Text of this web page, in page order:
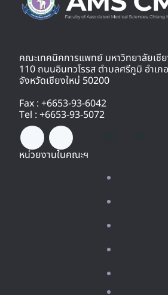
คณะเทคนิคการแพทย์ มหาวิทยาลัยเชี
110 ถนนอินทวโรรส ตำบลศรีภูมิ อำเภ
จังหวัดเชียงใหม่ 50200
Fax : +6653-93-6042
Tel : +6653-93-5072
หน่วยงานในคณะฯ